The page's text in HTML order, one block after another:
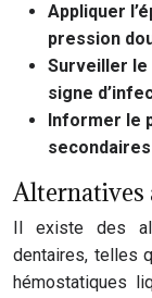
Appliquer
pression
Surveiller
signe
Informer le
Alternatives
Il existe des
dentaires, telles
hémostatiques